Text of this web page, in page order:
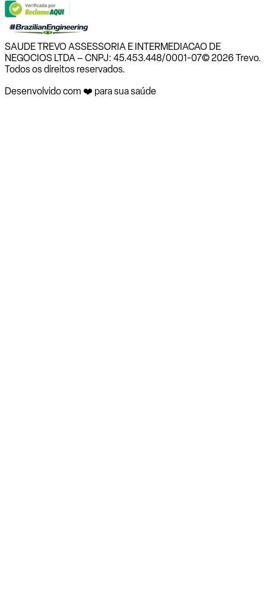
SAUDE TREVO ASSESSORIA E INTERMEDIACAO DE
NEGOCIOS LTDA – CNPJ: 45.453.448/0001-07© 2026 Trevo.
Todos os direitos reservados.
Desenvolvido com ❤️ para sua saúde